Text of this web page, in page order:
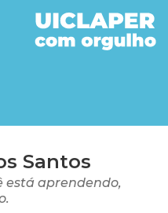
Santos
está aprendendo,